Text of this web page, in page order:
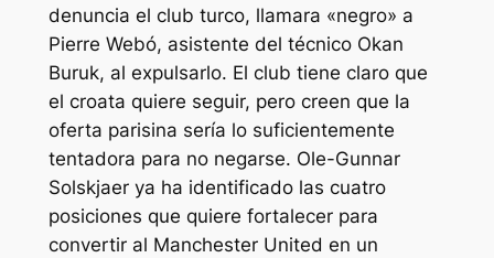
denuncia el club turco, llamara «negro» a
Pierre Webó, asistente del técnico Okan
Buruk, al expulsarlo. El club tiene claro que
el croata quiere seguir, pero creen que la
oferta parisina sería lo suficientemente
tentadora para no negarse. Ole-Gunnar
Solskjaer ya ha identificado las cuatro
posiciones que quiere fortalecer para
convertir al Manchester United en un